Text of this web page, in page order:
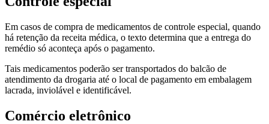
Em casos de compra de medicamentos de controle especial, quando
há retenção da receita médica, o texto determina que a entrega do
remédio só aconteça após o pagamento.
Tais medicamentos poderão ser transportados do balcão de
atendimento da drogaria até o local de pagamento em embalagem
lacrada, inviolável e identificável.
Comércio eletrônico